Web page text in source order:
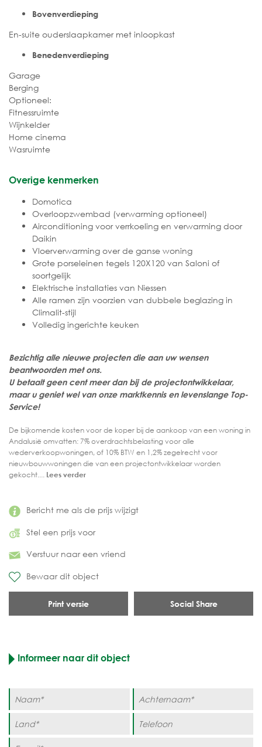
Bericht me als de prijs wijzigt
Stel een prijs voor
Verstuur naar een vriend
Bewaar dit object
Print versie Social Share
Bovenverdieping
En-suite ouderslaapkamer met inloopkast
Benedenverdieping
Garage
Berging
Optioneel:
Fitnessruimte
Wijnkelder
Home cinema
Wasruimte
Overige kenmerken
Domotica
Overloopzwembad (verwarming optioneel)
Airconditioning voor verrkoeling en verwarming door
Daikin
Vloerverwarming over de ganse woning
Grote porseleinen tegels 120X120 van Saloni of
soortgelijk
Elektrische installaties van Niessen
Alle ramen zijn voorzien van dubbele beglazing in
Climalit-stijl
Volledig ingerichte keuken
Bezichtig alle nieuwe projecten die aan uw wensen
beantwoorden met ons.
U betaalt geen cent meer dan bij de projectontwikkelaar,
maar u geniet wel van onze marktkennis en levenslange Top-
Service!
De bijkomende kosten voor de koper bij de aankoop van een woning in
Andalusië omvatten: 7% overdrachtsbelasting voor alle
wederverkoopwoningen, of 10% BTW en 1,2% zegelrecht voor
nieuwbouwwoningen die van een projectontwikkelaar worden
gekocht.... Lees verder
Informeer naar dit object